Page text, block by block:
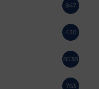
847
430
8538
763